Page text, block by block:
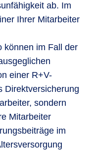
ab. Im
Ihrer Mitarbeiter
können im Fall der
einer R+V-
Direktversicherung
sondern
Mitarbeiter
im